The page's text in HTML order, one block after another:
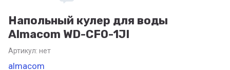
Напольный кулер для воды
Almacom WD-CFO-1JI
Артикул: нет
almacom